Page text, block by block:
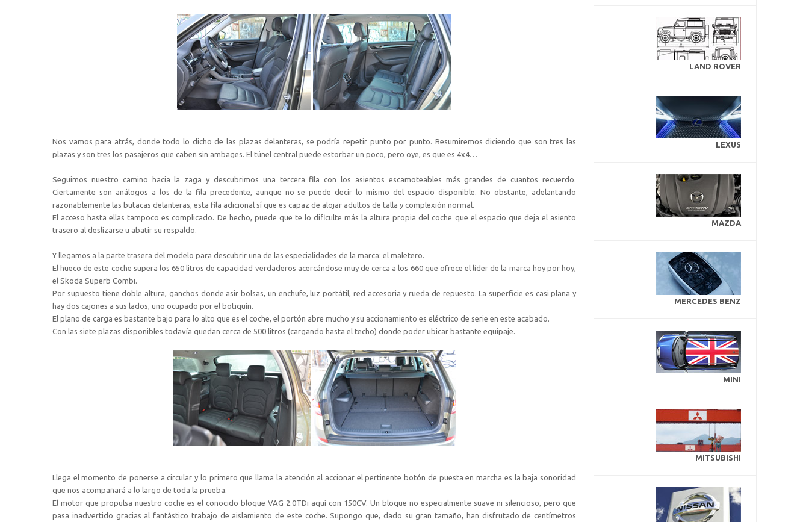
Nos vamos para atrás, donde todo lo dicho de las plazas delanteras, se podría repetir punto por punto. Resumiremos diciendo que son tres las
plazas y son tres los pasajeros que caben sin ambages. El túnel central puede estorbar un poco, pero oye, es que es 4x4…
Seguimos nuestro camino hacia la zaga y descubrimos una tercera fila con los asientos escamoteables más grandes de cuantos recuerdo.
Ciertamente son análogos a los de la fila precedente, aunque no se puede decir lo mismo del espacio disponible. No obstante, adelantando
razonablemente las butacas delanteras, esta fila adicional sí que es capaz de alojar adultos de talla y complexión normal.
El acceso hasta ellas tampoco es complicado. De hecho, puede que te lo dificulte más la altura propia del coche que el espacio que deja el asiento
trasero al deslizarse u abatir su respaldo.
Y llegamos a la parte trasera del modelo para descubrir una de las especialidades de la marca: el maletero.
El hueco de este coche supera los 650 litros de capacidad verdaderos acercándose muy de cerca a los 660 que ofrece el líder de la marca hoy por hoy,
el Skoda Superb Combi.
Por supuesto tiene doble altura, ganchos donde asir bolsas, un enchufe, luz portátil, red accesoria y rueda de repuesto. La superficie es casi plana y
hay dos cajones a sus lados, uno ocupado por el botiquín.
El plano de carga es bastante bajo para lo alto que es el coche, el portón abre mucho y su accionamiento es eléctrico de serie en este acabado.
Con las siete plazas disponibles todavía quedan cerca de 500 litros (cargando hasta el techo) donde poder ubicar bastante equipaje.
Llega el momento de ponerse a circular y lo primero que llama la atención al accionar el pertinente botón de puesta en marcha es la baja sonoridad
que nos acompañará a lo largo de toda la prueba.
El motor que propulsa nuestro coche es el conocido bloque VAG 2.0TDi aquí con 150CV. Un bloque no especialmente suave ni silencioso, pero que
pasa inadvertido gracias al fantástico trabajo de aislamiento de este coche. Supongo que, dado su gran tamaño, han disfrutado de centímetros
LAND ROVER
LEXUS
MAZDA
MERCEDES BENZ
MINI
MITSUBISHI